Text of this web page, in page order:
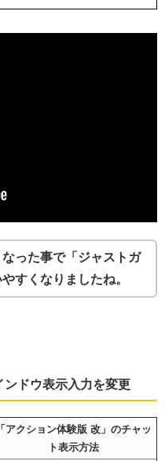
った事で「ジャストガ
すくなりましたね。
ドウ表示入力を変更
「アクション体験版 改」のチャッ
ト表示方法